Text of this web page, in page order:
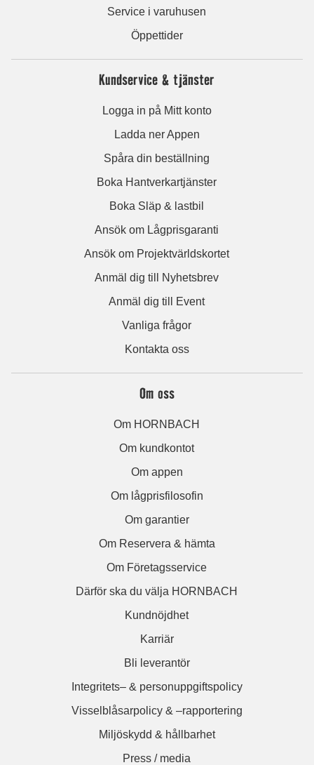
Service i varuhusen
Öppettider
Kundservice & tjänster
Logga in på Mitt konto
Ladda ner Appen
Spåra din beställning
Boka Hantverkartjänster
Boka Släp & lastbil
Ansök om Lågprisgaranti
Ansök om Projektvärldskortet
Anmäl dig till Nyhetsbrev
Anmäl dig till Event
Vanliga frågor
Kontakta oss
Om oss
Om HORNBACH
Om kundkontot
Om appen
Om lågprisfilosofin
Om garantier
Om Reservera & hämta
Om Företagsservice
Därför ska du välja HORNBACH
Kundnöjdhet
Karriär
Bli leverantör
Integritets– & personuppgiftspolicy
Visselblåsarpolicy & –rapportering
Miljöskydd & hållbarhet
Press / media